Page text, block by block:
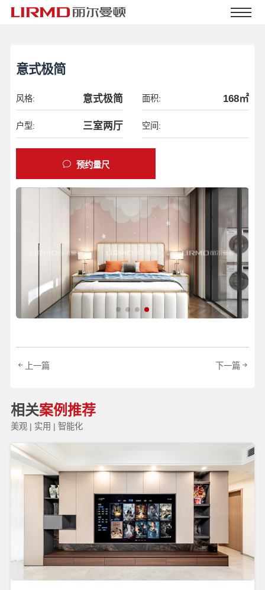
意式极简
风格: 意式极简 面积: 168㎡
户型: 三室两厅 空间:
预约量尺
上一篇 下一篇
相关案例推荐
美观 | 实用 | 智能化